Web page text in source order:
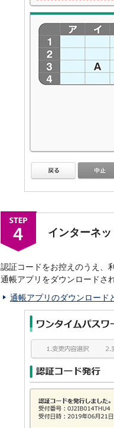
インターネ
認証コードをお控えのうえ、
通帳アプリをダウンロードさ
通帳アプリのダウンロード